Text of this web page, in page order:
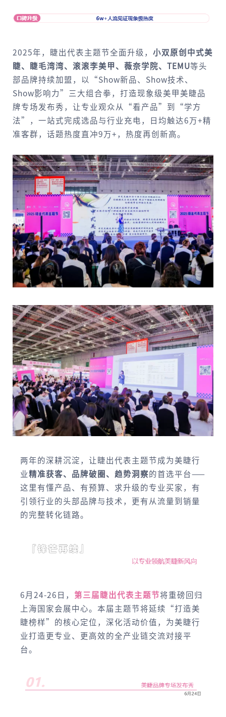
2025年，睫出代表主题节全面升级， 小双原创中式美
睫、睫毛湾湾、滚滚李美甲、薇奈学院、 TEMU等头
部品牌持续加盟，以“Show新品、Show技术、
Show影响力”三大组合拳，打造现象级美甲美睫品
牌专场发布秀，让专业观众从“看产品”到“学方
法”，一站式完成选品与行业充电，日均触达6万+精
准客群，话题热度直冲9万+，热度再创新高。
两年的深耕沉淀，让睫出代表主题节成为美睫行
业精准获客、品牌破圈、趋势洞察的首选平台——
这里有懂产品、有预算、求升级的专业买家，有
引领行业的头部品牌与技术，更有从流量到销量
的完整转化链路。
6月24-26日， 第三届睫出代表主题节将重磅回归
上海国家会展中心。本届主题节将延续“打造美
睫榜样”的核心定位，深化活动价值，为美睫行
业打造更专业、更高效的全产业链交流对接平
台。